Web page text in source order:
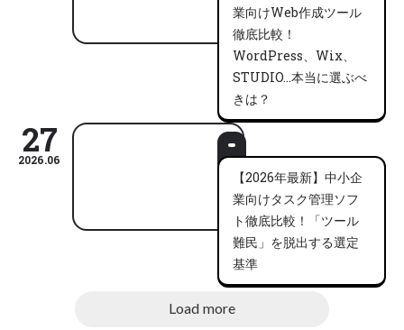
業向けWeb作成ツール
徹底比較！
WordPress、Wix、
STUDIO…本当に選ぶべ
きは？
27
2026.06
【2026年最新】中小企
業向けタスク管理ソフ
ト徹底比較！「ツール
難民」を脱出する選定
基準
Load more